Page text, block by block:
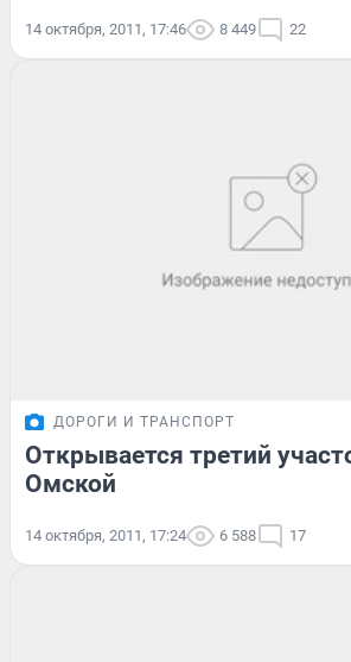
14 октября, 2011, 17:46 8 449 22
ДОРОГИ И ТРАНСПОРТ
Открывается третий
Омской
14 октября, 2011, 17:24 6 588 17